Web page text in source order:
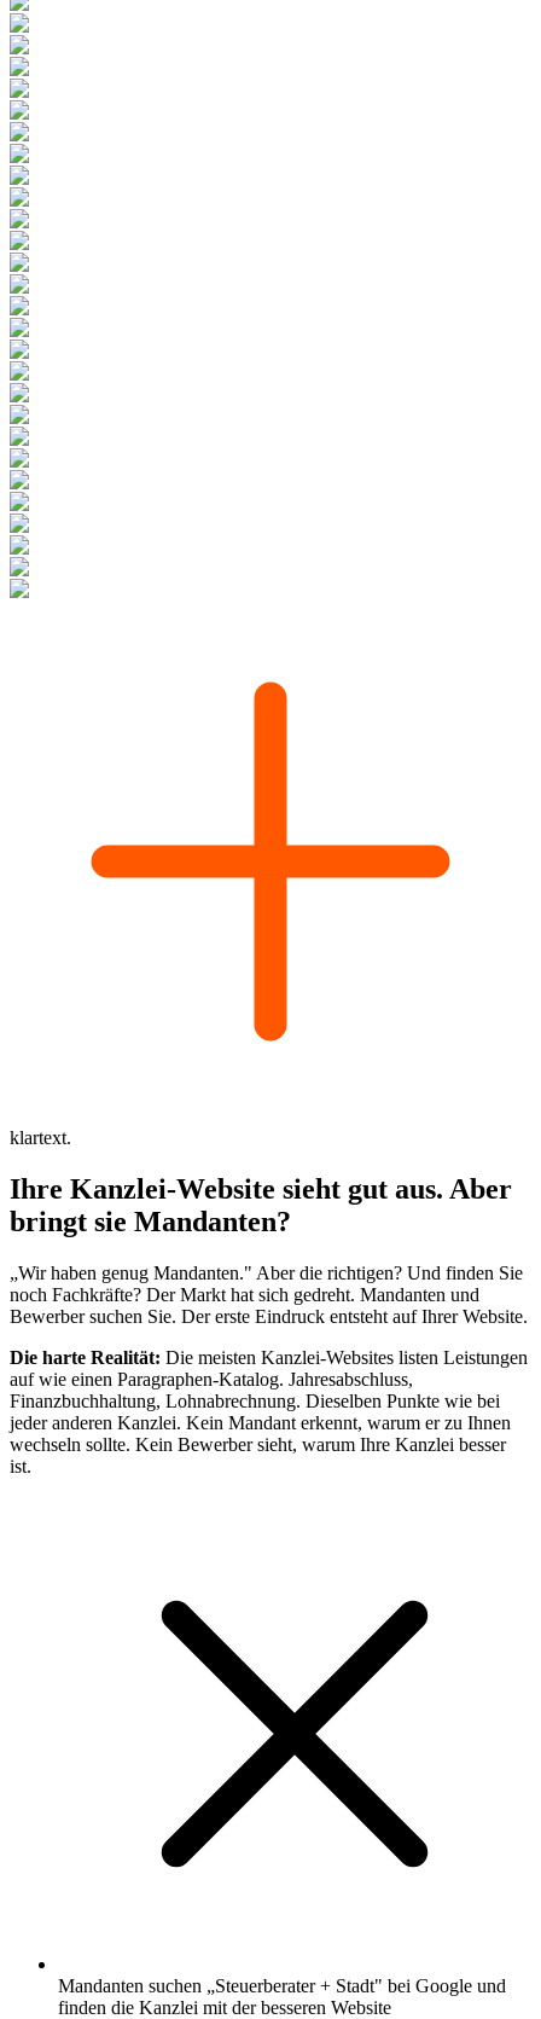
klartext.
Ihre Kanzlei-Website sieht gut aus. Aber
bringt sie Mandanten?
„Wir haben genug Mandanten." Aber die richtigen? Und finden Sie
noch Fachkräfte? Der Markt hat sich gedreht. Mandanten und
Bewerber suchen Sie. Der erste Eindruck entsteht auf Ihrer Website.
Die harte Realität: Die meisten Kanzlei-Websites listen Leistungen
auf wie einen Paragraphen-Katalog. Jahresabschluss,
Finanzbuchhaltung, Lohnabrechnung. Dieselben Punkte wie bei
jeder anderen Kanzlei. Kein Mandant erkennt, warum er zu Ihnen
wechseln sollte. Kein Bewerber sieht, warum Ihre Kanzlei besser
ist.
Mandanten suchen „Steuerberater + Stadt" bei Google und
finden die Kanzlei mit der besseren Website